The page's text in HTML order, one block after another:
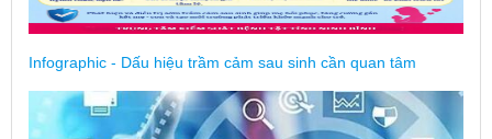
Infographic - Dấu hiệu trầm cảm sau sinh cần quan tâm